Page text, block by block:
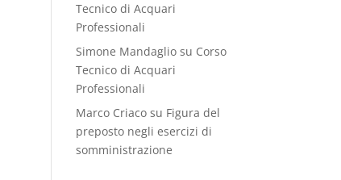
Tecnico di Acquari
Professionali
Simone Mandaglio su Corso
Tecnico di Acquari
Professionali
Marco Criaco su Figura del
preposto negli esercizi di
somministrazione